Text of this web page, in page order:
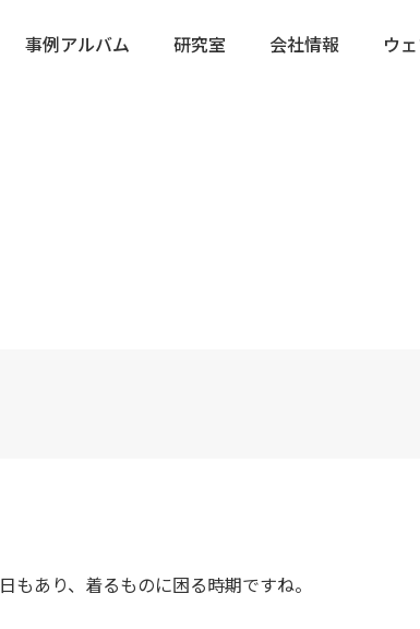
事例アルバム 研究室 会社情報 ウ
あり、着るものに困る時期ですね。